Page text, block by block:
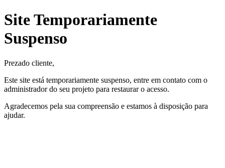
Site Temporariamente
Suspenso
Prezado cliente,
Este site está temporariamente suspenso, entre em contato com o
administrador do seu projeto para restaurar o acesso.
Agradecemos pela sua compreensão e estamos à disposição para
ajudar.